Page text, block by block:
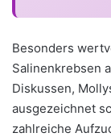
Besonders
Salinenkrebsen
Diskussen,
ausgezeichnet
zahlreiche